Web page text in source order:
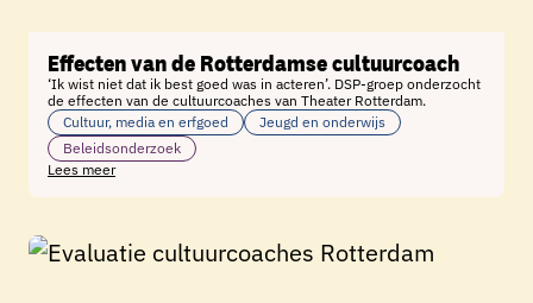
Effecten van de Rotterdamse cultuurcoach
‘Ik wist niet dat ik best goed was in acteren’. DSP-groep onderzocht
de effecten van de cultuurcoaches van Theater Rotterdam.
Cultuur, media en erfgoed
Jeugd en onderwijs
Beleidsonderzoek
Lees meer